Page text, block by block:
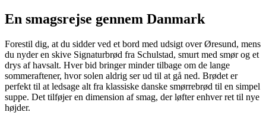
En smagsrejse gennem Danmark
Forestil dig, at du sidder ved et bord med udsigt over Øresund, mens
du nyder en skive Signaturbrød fra Schulstad, smurt med smør og et
drys af havsalt. Hver bid bringer minder tilbage om de lange
sommeraftener, hvor solen aldrig ser ud til at gå ned. Brødet er
perfekt til at ledsage alt fra klassiske danske smørrebrød til en simpel
suppe. Det tilføjer en dimension af smag, der løfter enhver ret til nye
højder.